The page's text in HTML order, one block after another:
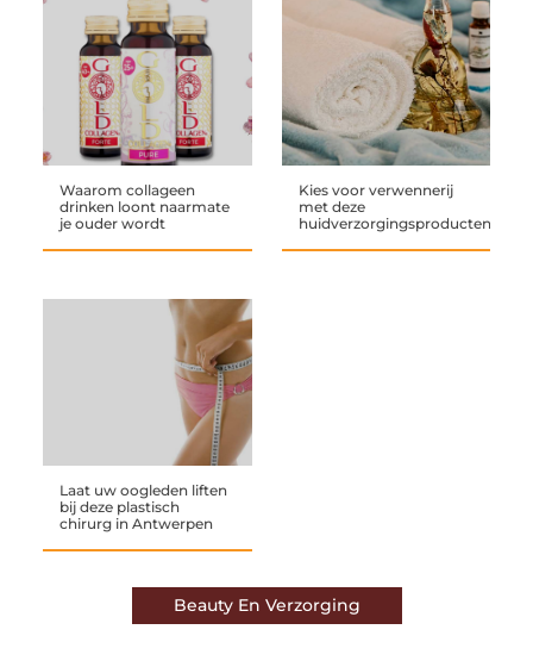
Waarom collageen
drinken loont naarmate
je ouder wordt
Kies voor verwennerij
met deze
huidverzorgingsproducten
Laat uw oogleden liften
bij deze plastisch
chirurg in Antwerpen
Beauty En Verzorging